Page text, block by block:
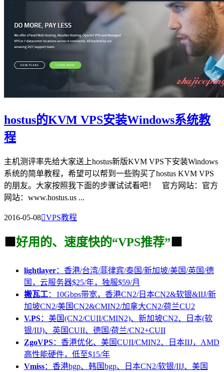
hostus的KVM VPS安装Windows系统教
程
主机测评率先给大家送上hostus新版KVM VPS下安装Windows
系统的简单教程，希望可以帮到一些购买了hostus KVM VPS
的朋友。大家按照我下面的步骤试试看吧！ 官方网站：官方
网站：www.hostus.us ...
2016-05-08VPS教程
🟩 好用的、速度快的“VPS推荐” 🟩
lightlayer：香港/台湾/菲律宾/泰国/新加坡/美国/英国/德
国，云服务器$25/年，独服$59/月
搬瓦工：10Gbps带宽，香港CN2/日本CN2&软银&IIJ/新
加坡CN2/美国CN2&CMIN2/加拿大CN2/荷兰CU2
V.PS：美国(CN2/CUII/CMIN2)、新加坡CN2、日本(软
银/IIJ)、英国CUII、德国/荷兰/CN2+CUII
ZgoVPS：香港优化、美国CUII/CMIN2、日本IIJ，AMD
高性能硬件，低至$15/年
Vmiss：香港bgp、韩国bgp、日本CN2/软银/IIJ、美国